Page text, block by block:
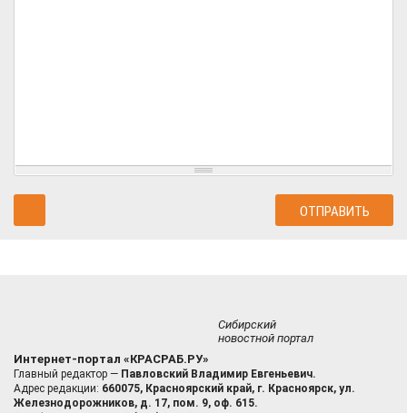
Сибирский
новостной портал
Интернет-портал «КРАСРАБ.РУ»
Главный редактор — Павловский Владимир Евгеньевич.
Адрес редакции: 660075, Красноярский край, г. Красноярск, ул.
Железнодорожников, д. 17, пом. 9, оф. 615.